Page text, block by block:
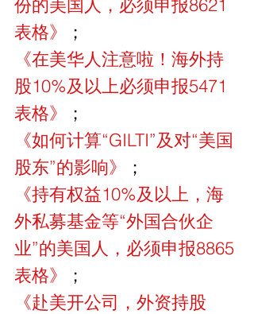
表格》
；
《在美华人注意啦！海外持
股10%及以上必须申报5471
表格》
；
《如何计算“GILTI”及对“美国
股东”的影响》
；
《持有权益10%及以上，海
外私募基金等“外国合伙企
业”的美国人，必须申报8865
表格》
；
《赴美开公司，外资持股